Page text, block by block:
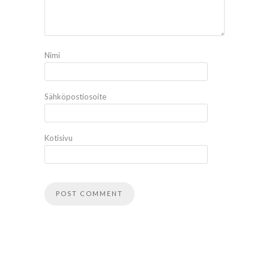
Nimi
Sähköpostiosoite
Kotisivu